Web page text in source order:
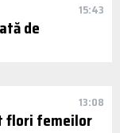
15:43
de
13:08
flori femeilor